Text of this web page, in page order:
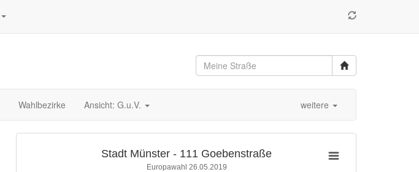
Wahlbezirke Ansicht: G.u.V. weitere
Stadt Münster - 111 Goebenstraße
Europawahl 26.05.2019